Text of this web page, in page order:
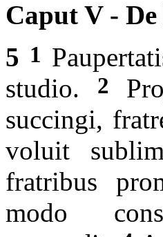
Caput V -
5 1
studio.
2
succingi,
voluit
fratribus
modo